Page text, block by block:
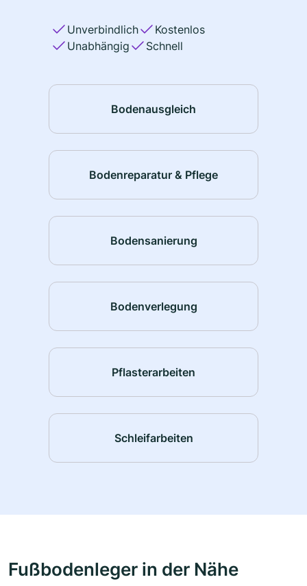
Unverbindlich
Kostenlos
Unabhängig
Schnell
Bodenausgleich
Bodenreparatur & Pflege
Bodensanierung
Bodenverlegung
Pflasterarbeiten
Schleifarbeiten
Fußbodenleger in der Nähe